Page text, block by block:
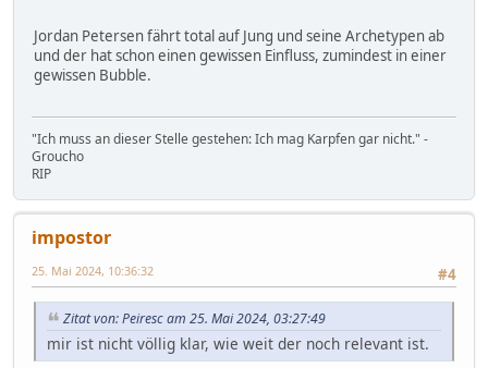
Jordan Petersen fährt total auf Jung und seine Archetypen ab
und der hat schon einen gewissen Einfluss, zumindest in einer
gewissen Bubble.
"Ich muss an dieser Stelle gestehen: Ich mag Karpfen gar nicht." -
Groucho
RIP
impostor
#4
25. Mai 2024, 10:36:32
Zitat von: Peiresc am 25. Mai 2024, 03:27:49
mir ist nicht völlig klar, wie weit der noch relevant ist.